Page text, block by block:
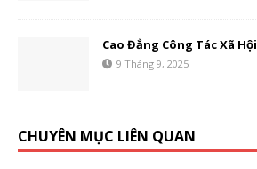
Cao Đẳng Công Tác Xã Hội
9 Tháng 9, 2025
CHUYÊN MỤC LIÊN QUAN